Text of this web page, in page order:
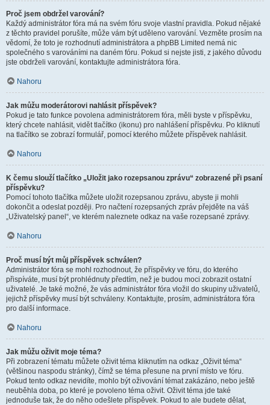
Proč jsem obdržel varování?
Každý administrátor fóra má na svém fóru svoje vlastní pravidla. Pokud nějaké
z těchto pravidel porušíte, může vám být uděleno varování. Vezměte prosím na
vědomí, že toto je rozhodnutí administrátora a phpBB Limited nemá nic
společného s varováními na daném fóru. Pokud si nejste jisti, z jakého důvodu
jste obdrželi varování, kontaktujte administrátora fóra.
Nahoru
Jak můžu moderátorovi nahlásit příspěvek?
Pokud je tato funkce povolena administrátorem fóra, měli byste v příspěvku,
který chcete nahlásit, vidět tlačítko (ikonu) pro nahlášení příspěvku. Po kliknutí
na tlačítko se zobrazí formulář, pomocí kterého můžete příspěvek nahlásit.
Nahoru
K čemu slouží tlačítko „Uložit jako rozepsanou zprávu“ zobrazené při psaní
příspěvku?
Pomocí tohoto tlačítka můžete uložit rozepsanou zprávu, abyste ji mohli
dokončit a odeslat později. Pro načtení rozepsaných zpráv přejděte na váš
„Uživatelský panel“, ve kterém naleznete odkaz na vaše rozepsané zprávy.
Nahoru
Proč musí být můj příspěvek schválen?
Administrátor fóra se mohl rozhodnout, že příspěvky ve fóru, do kterého
přispíváte, musí být prohlédnuty předtím, než je budou moci zobrazit ostatní
uživatelé. Je také možné, že vás administrátor fóra vložil do skupiny uživatelů,
jejichž příspěvky musí být schváleny. Kontaktujte, prosím, administrátora fóra
pro další informace.
Nahoru
Jak můžu oživit moje téma?
Při zobrazení tématu můžete oživit téma kliknutím na odkaz „Oživit téma“
(většinou naspodu stránky), čímž se téma přesune na první místo ve fóru.
Pokud tento odkaz nevidíte, mohlo být oživování témat zakázáno, nebo ještě
neuběhla doba, po které je povoleno téma oživit. Oživit téma jde také
jednoduše tak, že do něho odešlete příspěvek. Pokud to ale budete dělat,